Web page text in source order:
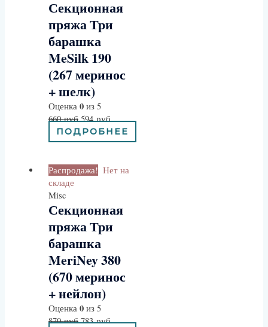
Секционная
пряжа Три
барашка
MeSilk 190
(267 меринос
+ шелк)
Оценка 0из 5
660руб 594руб
ПОДРОБНЕЕ
Распродажа! Нет на
складе
Misc
Секционная
пряжа Три
барашка
MeriNey 380
(670 меринос
+ нейлон)
Оценка 0из 5
870руб 783руб